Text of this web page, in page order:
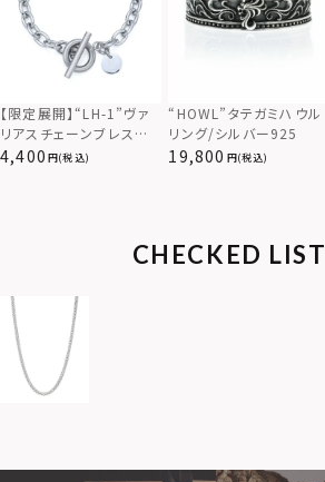
【限定展開】“LH-1”ヴァ
リアスチェーンブレスレッ
ト/アズキ/サージカルス
4,400 (税込)
“HOWL”タテガミハウル
リング/シルバー925
19,800 (税込)
CHECKED LIST